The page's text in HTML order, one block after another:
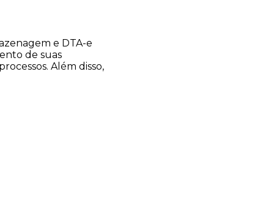
e DTA-e
de suas
Além disso,